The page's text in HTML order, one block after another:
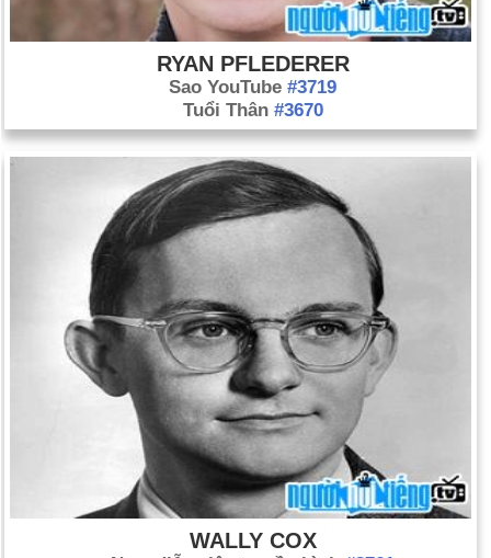
RYAN PFLEDERER
Sao YouTube #3719
Tuổi Thân #3670
WALLY COX